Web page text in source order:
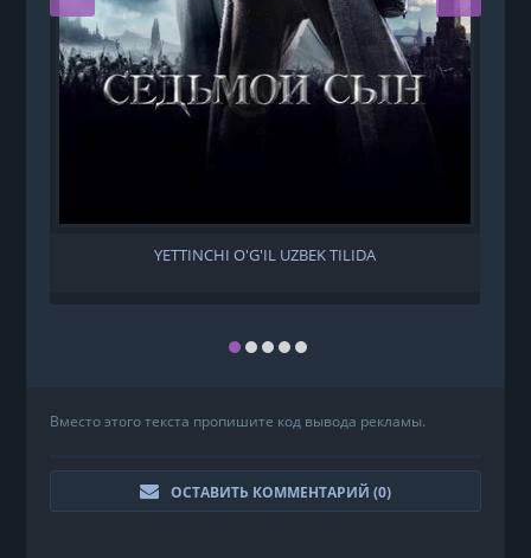
YETTINCHI O'G'IL UZBEK TILIDA
Вместо этого текста пропишите код вывода рекламы.
ОСТАВИТЬ КОММЕНТАРИЙ (0)